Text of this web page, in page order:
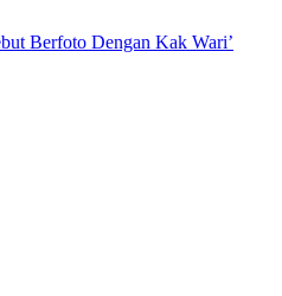
Berfoto Dengan Kak Wari’